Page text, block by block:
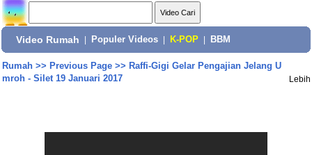
Video Rumah Populer Videos K-POP BBM
Rumah>> Previous Page>> Raffi-Gigi Gelar Pengajian Jelang U
mroh - Silet 19 Januari 2017
Lebih